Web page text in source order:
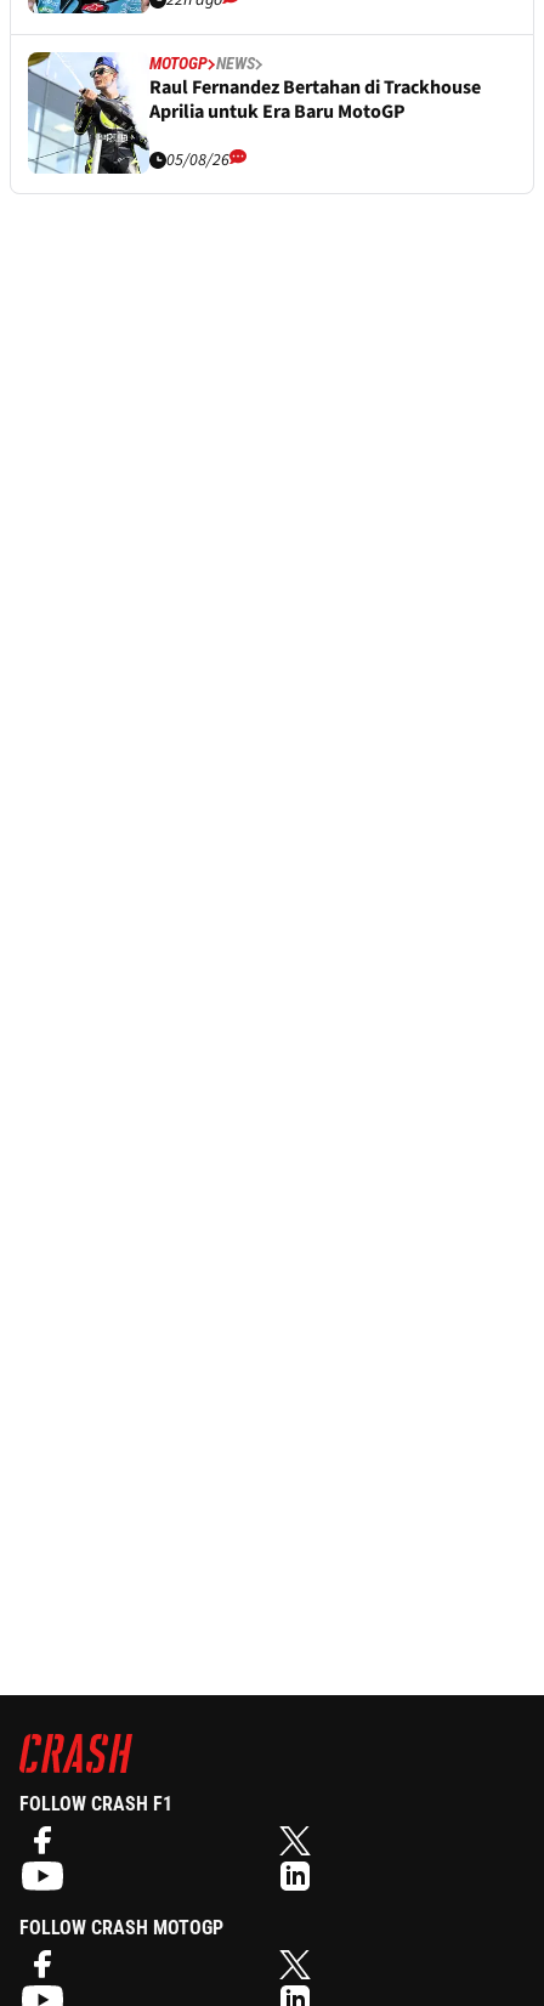
MOTOGP NEWS
Raul Fernandez Bertahan di Trackhouse
Aprilia untuk Era Baru MotoGP
05/08/26
FOLLOW CRASH F1
FOLLOW CRASH MOTOGP